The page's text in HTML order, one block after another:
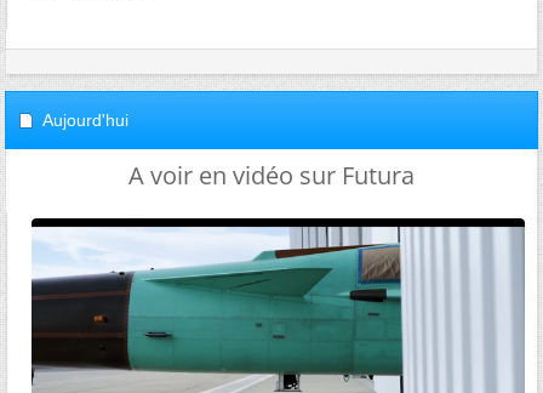
Aujourd'hui
A voir en vidéo sur Futura